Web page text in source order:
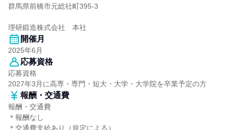
群馬県前橋市元総社町395-3
理研鍛造株式会社 本社
開催月
2025年6月
応募資格
応募資格
2027年3月に高専・専門・短大・大学・大学院を卒業予定の方
報酬・交通費
報酬・交通費
＊報酬なし
＊交通費支給あり（規定による）